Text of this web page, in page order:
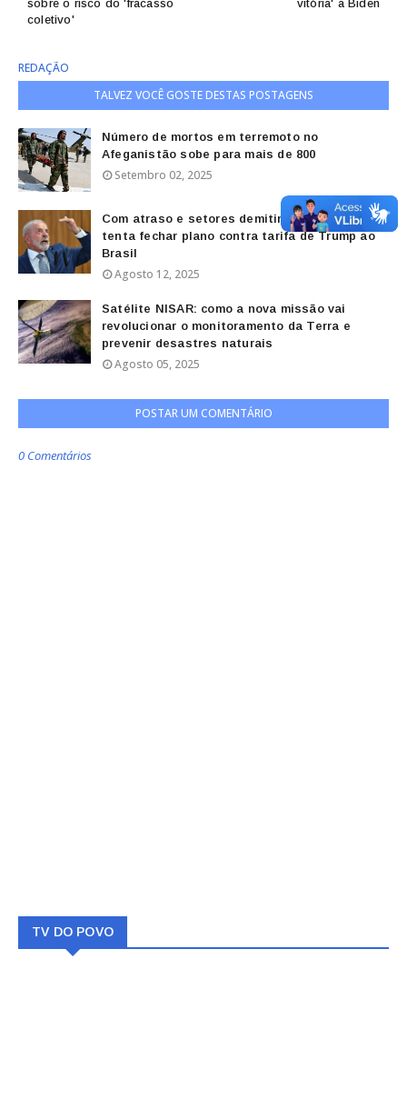
vitória' a Biden
sobre o risco do 'fracasso
coletivo'
REDAÇÃO
TALVEZ VOCÊ GOSTE DESTAS POSTAGENS
Número de mortos em terremoto no
Afeganistão sobe para mais de 800
Setembro 02, 2025
Com atraso e setores demitindo, governo
tenta fechar plano contra tarifa de Trump ao
Brasil
Agosto 12, 2025
Satélite NISAR: como a nova missão vai
revolucionar o monitoramento da Terra e
prevenir desastres naturais
Agosto 05, 2025
POSTAR UM COMENTÁRIO
0 Comentários
TV DO POVO